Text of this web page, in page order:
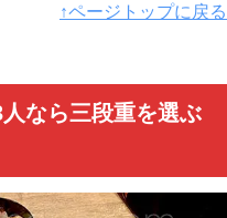
↑ページトップに戻る
なら三段重を選ぶ